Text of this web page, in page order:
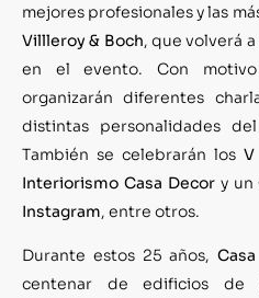
mejores profesionales y las
Villleroy & Boch, que volverá
en el evento. Con
organizarán diferentes
distintas personalidades
También se celebrarán los
Interiorismo Casa Decory un
Instagram, entre otros.
Durante estos 25 años,
centenar de edificios de